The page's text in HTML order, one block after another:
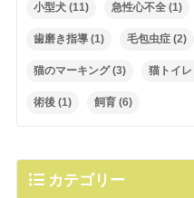
小型犬(11) 急性心不全(1)
歯磨き指導(1) 毛包虫症(2)
猫のマーキング(3) 猫トイレ
術後(1) 飼育(6)
カテゴリー